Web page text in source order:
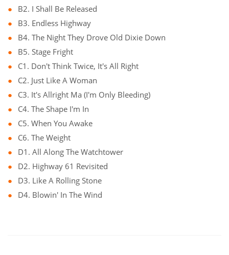
B2. I Shall Be Released
B3. Endless Highway
B4. The Night They Drove Old Dixie Down
B5. Stage Fright
C1. Don't Think Twice, It's All Right
C2. Just Like A Woman
C3. It's Allright Ma (I'm Only Bleeding)
C4. The Shape I'm In
C5. When You Awake
C6. The Weight
D1. All Along The Watchtower
D2. Highway 61 Revisited
D3. Like A Rolling Stone
D4. Blowin' In The Wind